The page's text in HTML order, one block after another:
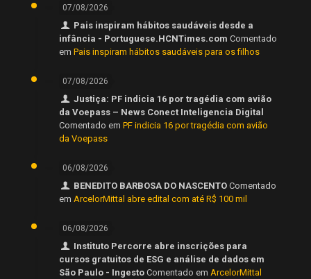
07/08/2026
Pais inspiram hábitos saudáveis desde a
infância - Portuguese.HCNTimes.com Comentado
em Pais inspiram hábitos saudáveis para os filhos
07/08/2026
Justiça: PF indicia 16 por tragédia com avião
da Voepass – News Conect Inteligencia Digital
Comentado em PF indicia 16 por tragédia com avião
da Voepass
06/08/2026
BENEDITO BARBOSA DO NASCENTO Comentado
em ArcelorMittal abre edital com até R$ 100 mil
06/08/2026
Instituto Percorre abre inscrições para
cursos gratuitos de ESG e análise de dados em
São Paulo - Ingesto Comentado em ArcelorMittal